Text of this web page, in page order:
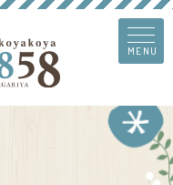
MENU